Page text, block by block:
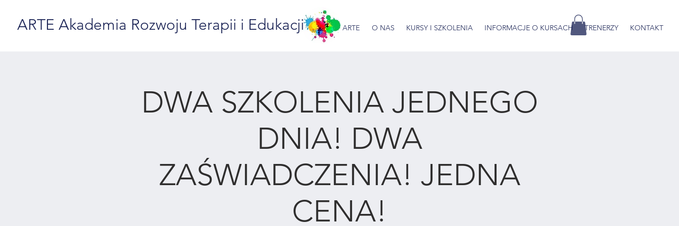
ARTE Akademia Rozwoju Terapii i Edukacji ARTE O NAS KURSY I SZKOLENIA INFORMACJE O KURSACH TRENERZY KONTAKT
DWA SZKOLENIA JEDNEGO
DNIA! DWA
ZAŚWIADCZENIA! JEDNA
CENA!